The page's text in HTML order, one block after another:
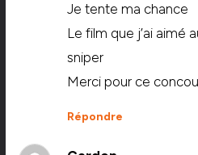
Je tente ma chance
Le film que j’ai aimé
sniper
Merci pour ce
Répondre